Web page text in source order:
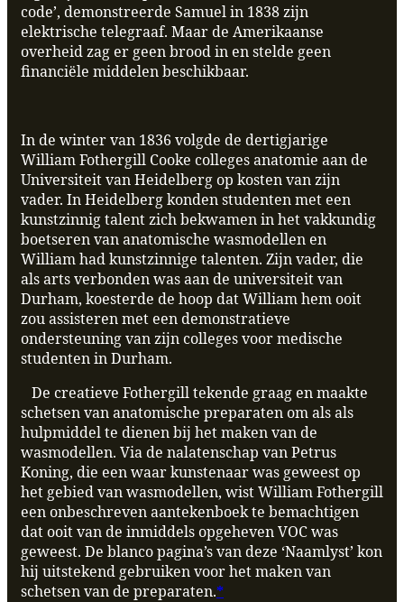
code’, demonstreerde Samuel in 1838 zijn
elektrische telegraaf. Maar de Amerikaanse
overheid zag er geen brood in en stelde geen
financiële middelen beschikbaar.
In de winter van 1836 volgde de dertigjarige
William Fothergill Cooke colleges anatomie aan de
Universiteit van Heidelberg op kosten van zijn
vader. In Heidelberg konden studenten met een
kunstzinnig talent zich bekwamen in het vakkundig
boetseren van anatomische wasmodellen en
William had kunstzinnige talenten. Zijn vader, die
als arts verbonden was aan de universiteit van
Durham, koesterde de hoop dat William hem ooit
zou assisteren met een demonstratieve
ondersteuning van zijn colleges voor medische
studenten in Durham.
De creatieve Fothergill tekende graag en maakte
schetsen van anatomische preparaten om als als
hulpmiddel te dienen bij het maken van de
wasmodellen. Via de nalatenschap van Petrus
Koning, die een waar kunstenaar was geweest op
het gebied van wasmodellen, wist William Fothergill
een onbeschreven aantekenboek te bemachtigen
dat ooit van de inmiddels opgeheven VOC was
geweest. De blanco pagina’s van deze ‘Naamlyst’ kon
hij uitstekend gebruiken voor het maken van
schetsen van de preparaten.*